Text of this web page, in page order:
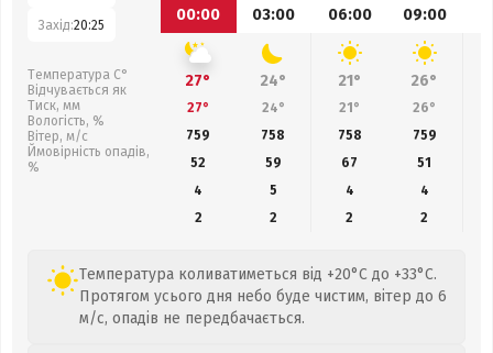
Захід:20:25
Температура С°
Відчувається як
Тиск, мм
Вологість, %
Вітер, м/с
Ймовірність опадів,
%
00:00
03:00 06:00 09:00
27° 24° 21° 26°
27° 24° 21° 26°
759
758 758 759
52
59 67
51
4
5 4
4
2
2 2 2
Температура коливатиметься від +20°C до +33°C.
Протягом усього дня небо буде чистим, вітер до 6
м/с, опадів не передбачається.